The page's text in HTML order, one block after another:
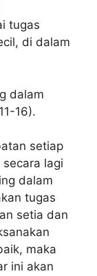
tugas
di dalam
dalam
16).
setiap
lagi
dalam
tugas
setia dan
maka
ini akan